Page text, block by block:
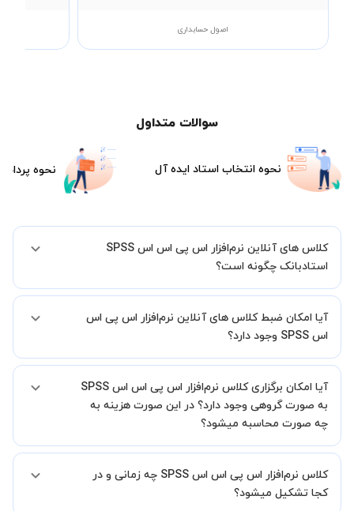
اصول حسابداری
سوالات متداول
نحوه انتخاب استاد ایده آل نحوه
کلاس های آنلاین نرم‌افزار اس پی اس اس SPSS
استادبانک چگونه است؟
شما میدهیم که استاد شما پیش از جلسه تمامی موارد لازم برای برگزاری
یک کلاس آنلاین با کیفیت و مفید را به شما توضیح خواهند داد.
آیا امکان ضبط کلاس های آنلاین نرم‌افزار اس پی اس
اس SPSS وجود دارد؟
کنید.
آیا امکان برگزاری کلاس نرم‌افزار اس پی اس اس SPSS
به صورت گروهی وجود دارد؟ در این صورت هزینه به
چه صورت محاسبه میشود؟
هستند اما در صورتیکه مایل هستید کلاس ها را در کنار دوستان و یا
آشنایان خود به صورت گروهی برگزار کنید، این امکان وجود دارد. در این
کلاس نرم‌افزار اس پی اس اس SPSS چه زمانی و در
کجا تشکیل میشود؟